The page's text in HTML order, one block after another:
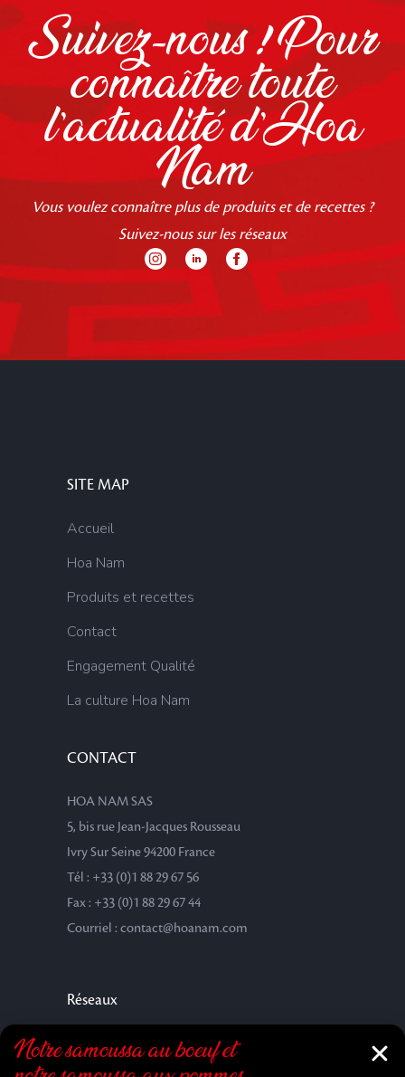
Suivez-nous ! Pour
connaître toute
l'actualité d'Hoa
Nam
Vous voulez connaître plus de produits et de recettes ?
Suivez-nous sur les réseaux
SITE MAP
Accueil
Hoa Nam
Produits et recettes
Contact
Engagement Qualité
La culture Hoa Nam
CONTACT
HOA NAM SAS
5, bis rue Jean-Jacques Rousseau
Ivry Sur Seine 94200 France
Tél : +33 (0)1 88 29 67 56
Fax : +33 (0)1 88 29 67 44
Courriel : contact@hoanam.com
Réseaux
Notre samoussa au bœuf et